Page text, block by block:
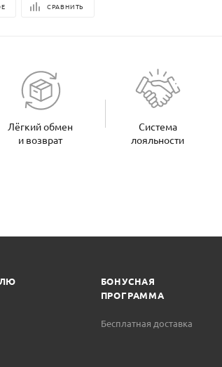
СРАВНИТЬ
Лёгкий обмен
и возврат
Система
лояльности
БОНУСНАЯ
ПРОГРАММА
Бесплатная доставка